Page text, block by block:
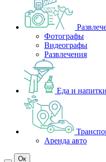
Фотографы
Видеографы
Развлечения
Еда и
Аренда авто
Ок